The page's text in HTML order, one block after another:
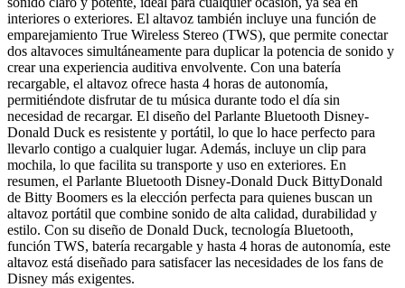
interiores o exteriores. El altavoz también incluye una función de
emparejamiento True Wireless Stereo (TWS), que permite conectar
dos altavoces simultáneamente para duplicar la potencia de sonido y
crear una experiencia auditiva envolvente. Con una batería
recargable, el altavoz ofrece hasta 4 horas de autonomía,
permitiéndote disfrutar de tu música durante todo el día sin
necesidad de recargar. El diseño del Parlante Bluetooth Disney-
Donald Duck es resistente y portátil, lo que lo hace perfecto para
llevarlo contigo a cualquier lugar. Además, incluye un clip para
mochila, lo que facilita su transporte y uso en exteriores. En
resumen, el Parlante Bluetooth Disney-Donald Duck BittyDonald
de Bitty Boomers es la elección perfecta para quienes buscan un
altavoz portátil que combine sonido de alta calidad, durabilidad y
estilo. Con su diseño de Donald Duck, tecnología Bluetooth,
función TWS, batería recargable y hasta 4 horas de autonomía, este
altavoz está diseñado para satisfacer las necesidades de los fans de
Disney más exigentes.